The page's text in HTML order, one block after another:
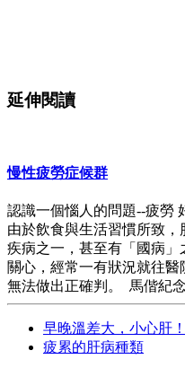
延伸閱讀
慢性疲勞症候群
認識一個惱人的問題--疲勞
由於飲食與生活習慣所致
疾病之一，甚至有「國病
關心，經常一有狀況就往
無法做出正確判。 馬偕紀
早晚溫差大，小心肝
疲累的肝病種類